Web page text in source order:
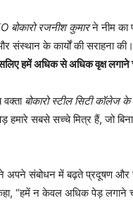
बोकारो रजनीश कुमारने नीम का
के कार्यों की सराहना
हमें अधिक से अधिक वृक्ष लगाने
बोकारो स्टील सिटी कॉलेज के
हमारे सबसे सच्चे मित्र हैं, जो
अपने संबोधन में बढ़ते प्रदूषण और
“हमें न केवल अधिक पेड़ लगाने